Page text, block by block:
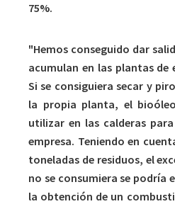
75%.
"Hemos conseguido dar
acumulan en las plantas de
Si se consiguiera secar y
la propia planta, el
utilizar en las calderas
empresa. Teniendo en
toneladas de residuos, el
no se consumiera se podría
la obtención de un